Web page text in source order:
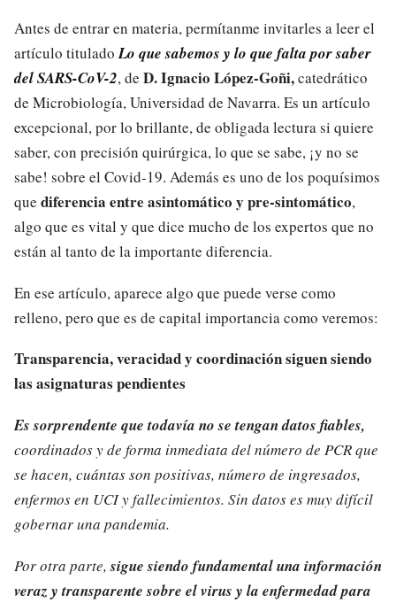
Antes de entrar en materia, permítanme invitarles a leer el
artículo tituladoLo que sabemos y lo que falta por saber
del SARS-CoV-2, de D. Ignacio López-Goñi,catedrático
de Microbiología, Universidad de Navarra. Es un artículo
excepcional, por lo brillante, de obligada lectura si quiere
saber, con precisión quirúrgica, lo que se sabe, ¡y no se
sabe! sobre el Covid-19. Además es uno de los poquísimos
que diferencia entre asintomático y pre-sintomático,
algo que es vital y que dice mucho de los expertos que no
están al tanto de la importante diferencia.
En ese artículo, aparece algo que puede verse como
relleno, pero que es de capital importancia como veremos:
Transparencia, veracidad y coordinación siguen siendo
las asignaturas pendientes
Es sorprendente que todavía no se tengan datos fiables,
coordinados y de forma inmediata del número de PCR que
se hacen, cuántas son positivas, número de ingresados,
enfermos en UCI y fallecimientos. Sin datos es muy difícil
gobernar una pandemia.
Por otra parte,sigue siendo fundamental una información
veraz y transparente sobre el virus y la enfermedad para